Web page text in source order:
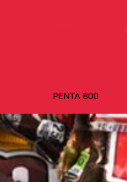
PENTA 800